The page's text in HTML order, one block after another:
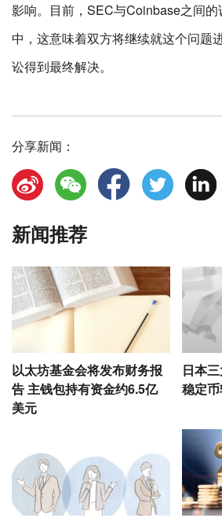
影响。目前，SEC与Coinbase之间
中，这意味着双方将继续就这个问题
讼得到最终解决。
分享新闻：
新闻推荐
以太坊基金会将发布财务报
告 主钱包持有资金约6.5亿
美元
日本
稳定